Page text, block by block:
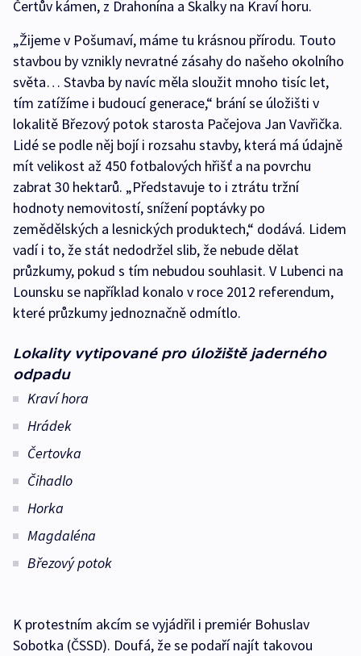
Čertův kámen, z Drahonína a Skalky na Kraví horu.
„Žijeme v Pošumaví, máme tu krásnou přírodu. Touto
stavbou by vznikly nevratné zásahy do našeho okolního
světa… Stavba by navíc měla sloužit mnoho tisíc let,
tím zatížíme i budoucí generace,“ brání se úložišti v
lokalitě Březový potok starosta Pačejova Jan Vavřička.
Lidé se podle něj bojí i rozsahu stavby, která má údajně
mít velikost až 450 fotbalových hřišť a na povrchu
zabrat 30 hektarů. „Představuje to i ztrátu tržní
hodnoty nemovitostí, snížení poptávky po
zemědělských a lesnických produktech,“ dodává. Lidem
vadí i to, že stát nedodržel slib, že nebude dělat
průzkumy, pokud s tím nebudou souhlasit. V Lubenci na
Lounsku se například konalo v roce 2012 referendum,
které průzkumy jednoznačně odmítlo.
Lokality vytipované pro úložiště jaderného
odpadu
Kraví hora
Hrádek
Čertovka
Čihadlo
Horka
Magdaléna
Březový potok
K protestním akcím se vyjádřil i premiér Bohuslav
Sobotka (ČSSD). Doufá, že se podaří najít takovou